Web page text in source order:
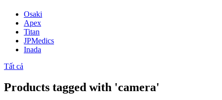
Osaki
Apex
Titan
JPMedics
Inada
Tất cả
Products tagged with 'camera'